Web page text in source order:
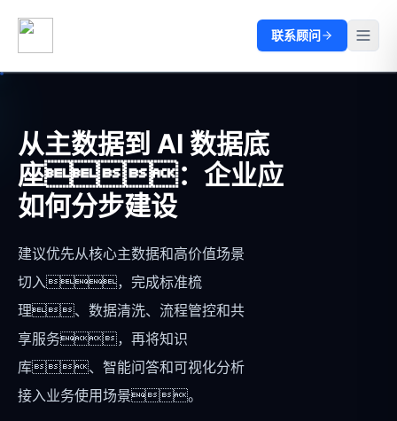
联系顾问
从主数据到 AI 数据底
座：企业应
如何分步建设
建议优先从核心主数据和高价值场景
切入，完成标准梳
理、数据清洗、流程管控和共
享服务，再将知识
库、智能问答和可视化分析
接入业务使用场景。